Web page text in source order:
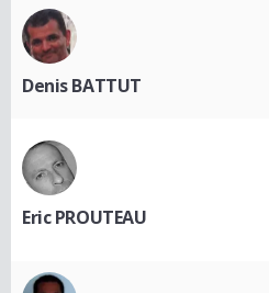
Denis BATTUT
Eric PROUTEAU